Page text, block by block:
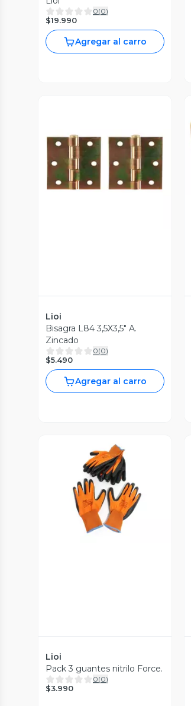
0(0)
$19.990
Agregar al carro
Vista Previa
Lioi
Bisagra L84 3,5X3,5" A.
Zincado
0(0)
$5.490
Agregar al carro
Vista Previa
Lioi
Pack 3 guantes nitrilo Force.
0(0)
$3.990